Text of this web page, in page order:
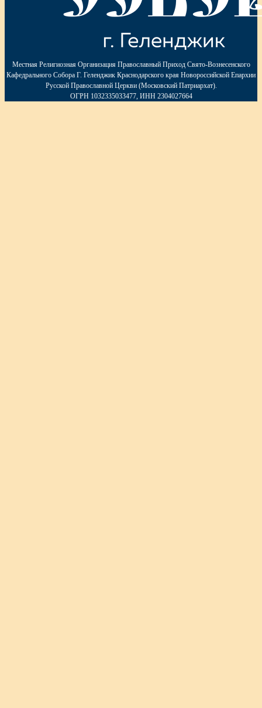
Местная Религиозная Организация Православный Приход Свято-Вознесенского
Кафедрального Собора Г. Геленджик Краснодарского края Новороссийской Епархии
Русской Православной Церкви (Московский Патриархат).
ОГРН 1032335033477, ИНН 2304027664